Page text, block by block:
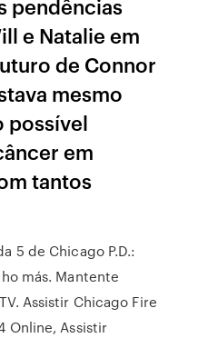
pendências
e Natalie em
de Connor
mesmo
possível
em
tantos
5 de Chicago P.D.:
más. Mantente
Assistir Chicago Fire
Online, Assistir